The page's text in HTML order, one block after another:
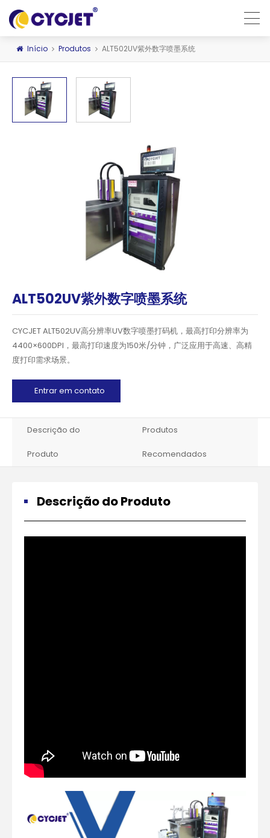
Início Produtos ALT502UV紫外数字喷墨系统
ALT502UV紫外数字喷墨系统
CYCJET ALT502UV高分辨率UV数字喷墨打码机，最高打印分辨率为
4400×600DPI，最高打印速度为150米/分钟，广泛应用于高速、高精
度打印需求场景。
Entrar em contato
Descrição do
Produto
Produtos
Recomendados
Descrição do Produto